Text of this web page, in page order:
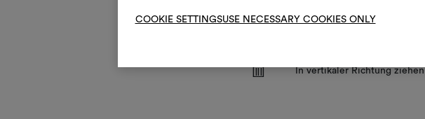
COOKIE SETTINGSUSE NECESSARY COOKIES ONLY
V
Z In vertikaler Richtung ziehen